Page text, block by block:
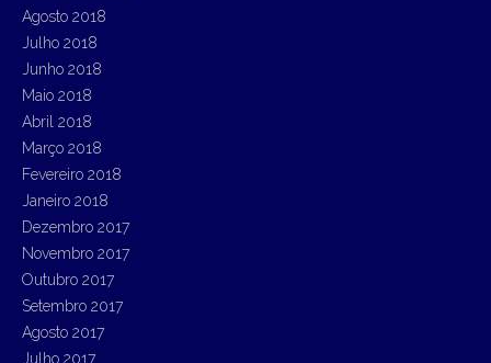
Agosto 2018
Julho 2018
Junho 2018
Maio 2018
Abril 2018
Março 2018
Fevereiro 2018
Janeiro 2018
Dezembro 2017
Novembro 2017
Outubro 2017
Setembro 2017
Agosto 2017
Julho 2017